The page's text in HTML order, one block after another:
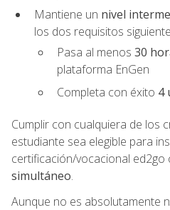
Mantiene un nivel
los dos requisitos
Pasa al menos 30
plataforma EnGen
Completa con éxito 4
Cumplir con cualquiera de los
estudiante sea elegible para
certificación/vocacional ed2go
simultáneo.
Aunque no es absolutamente